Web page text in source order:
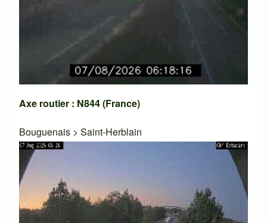
Axe routier : N844 (France)
Bouguenais > Saint-Herblain